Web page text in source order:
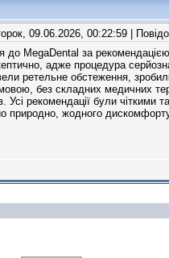
09.06.2026, 00:22:59 |
до MegaDental за
адже процедура
ретельне обстеження,
без складних медичних
Усі рекомендації були
природно, жодного